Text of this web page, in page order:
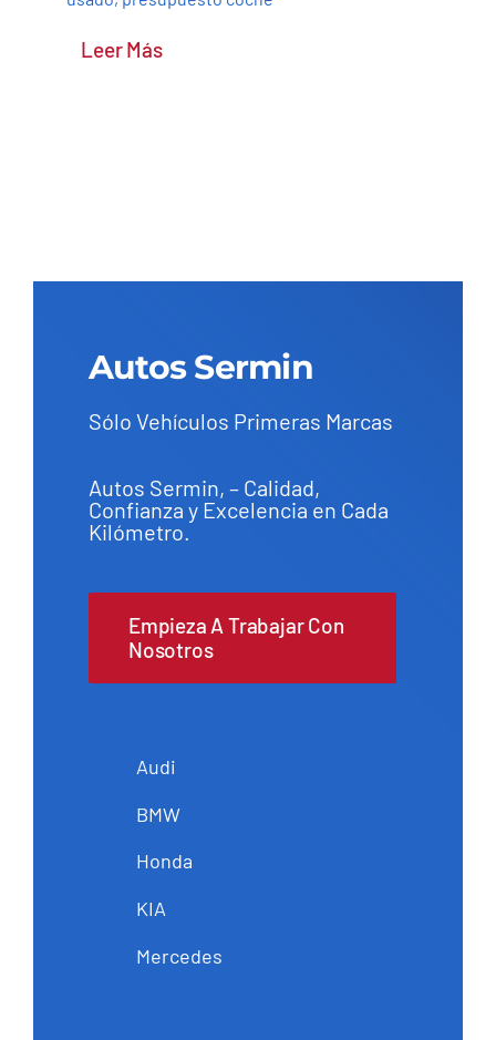
Leer Más
Autos Sermin
Sólo Vehículos Primeras Marcas
Autos Sermin, – Calidad,
Confianza y Excelencia en Cada
Kilómetro.
Empieza A Trabajar Con
Nosotros
Audi
BMW
Honda
KIA
Mercedes